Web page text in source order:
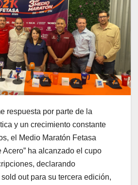
respuesta por parte de la
y un crecimiento constante
el Medio Maratón Fetasa
Acero” ha alcanzado el cupo
declarando
out para su tercera edición,